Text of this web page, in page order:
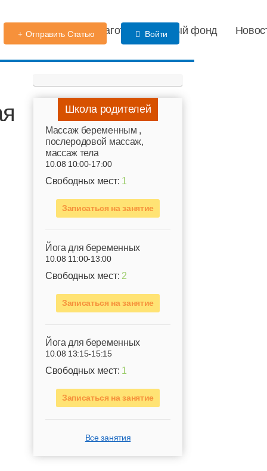
Детский сад Благотворительный фонд
Отправить Статью Войти
Школа родителей
Mассаж беременным ,
послеродовой массаж,
массаж тела
10.08 10:00-17:00
Свободных мест: 1
Записаться на занятие
Йога для беременных
10.08 11:00-13:00
Свободных мест: 2
Записаться на занятие
Йога для беременных
10.08 13:15-15:15
Свободных мест: 1
Записаться на занятие
Все занятия